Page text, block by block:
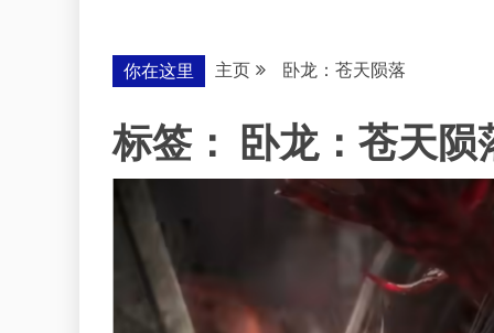
你在这里 主页 卧龙：苍天陨落
标签： 卧龙：苍天陨